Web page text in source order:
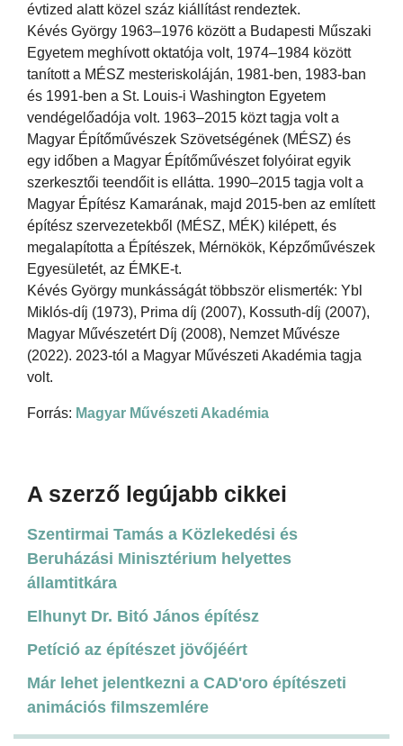
évtized alatt közel száz kiállítást rendeztek.
Kévés György 1963–1976 között a Budapesti Műszaki
Egyetem meghívott oktatója volt, 1974–1984 között
tanított a MÉSZ mesteriskoláján, 1981-ben, 1983-ban
és 1991-ben a St. Louis-i Washington Egyetem
vendégelőadója volt. 1963–2015 közt tagja volt a
Magyar Építőművészek Szövetségének (MÉSZ) és
egy időben a Magyar Építőművészet folyóirat egyik
szerkesztői teendőit is ellátta. 1990–2015 tagja volt a
Magyar Építész Kamarának, majd 2015-ben az említett
építész szervezetekből (MÉSZ, MÉK) kilépett, és
megalapította a Építészek, Mérnökök, Képzőművészek
Egyesületét, az ÉMKE-t.
Kévés György munkásságát többször elismerték: Ybl
Miklós-díj (1973), Prima díj (2007), Kossuth-díj (2007),
Magyar Művészetért Díj (2008), Nemzet Művésze
(2022). 2023-tól a Magyar Művészeti Akadémia tagja
volt.
Forrás: Magyar Művészeti Akadémia
A szerző legújabb cikkei
Szentirmai Tamás a Közlekedési és
Beruházási Minisztérium helyettes
államtitkára
Elhunyt Dr. Bitó János építész
Petíció az építészet jövőjéért
Már lehet jelentkezni a CAD'oro építészeti
animációs filmszemlére